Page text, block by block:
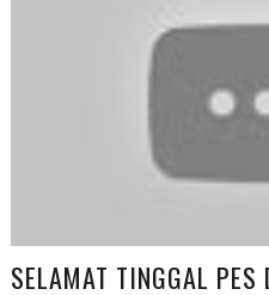
SELAMAT TINGGAL PES